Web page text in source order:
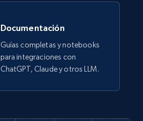
Documentación
Guías completas y notebooks
para integraciones con
ChatGPT, Claude y otros LLM.